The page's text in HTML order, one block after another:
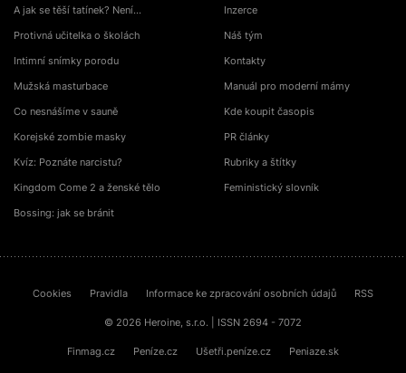
A jak se těší tatínek? Není…
Protivná učitelka o školách
Intimní snímky porodu
Mužská masturbace
Co nesnášíme v sauně
Korejské zombie masky
Kvíz: Poznáte narcistu?
Kingdom Come 2 a ženské tělo
Bossing: jak se bránit
Inzerce
Náš tým
Kontakty
Manuál pro moderní mámy
Kde koupit časopis
PR články
Rubriky a štítky
Feministický slovník
Cookies Pravidla Informace ke zpracování osobních údajů RSS
© 2026 Heroine, s.r.o. | ISSN 2694 - 7072
Finmag.cz Peníze.cz Ušetři.peníze.cz Peniaze.sk